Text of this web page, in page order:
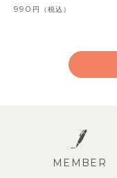
990 円 （税込）
MEMBER